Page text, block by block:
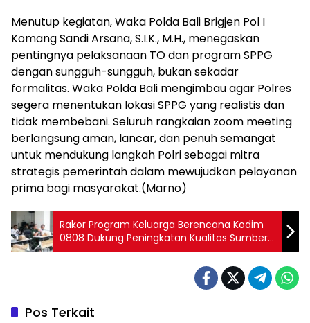
Menutup kegiatan, Waka Polda Bali Brigjen Pol I
Komang Sandi Arsana, S.I.K., M.H., menegaskan
pentingnya pelaksanaan TO dan program SPPG
dengan sungguh-sungguh, bukan sekadar
formalitas. Waka Polda Bali mengimbau agar Polres
segera menentukan lokasi SPPG yang realistis dan
tidak membebani. Seluruh rangkaian zoom meeting
berlangsung aman, lancar, dan penuh semangat
untuk mendukung langkah Polri sebagai mitra
strategis pemerintah dalam mewujudkan pelayanan
prima bagi masyarakat.(Marno)
Rakor Program Keluarga Berencana Kodim
0808 Dukung Peningkatan Kualitas Sumber
Daya Manusia Di Wilayah Blitar
Pos Terkait